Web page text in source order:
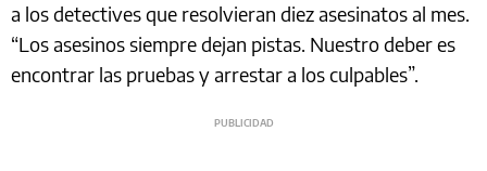
a los detectives que resolvieran diez asesinatos al mes.
“Los asesinos siempre dejan pistas. Nuestro deber es
encontrar las pruebas y arrestar a los culpables”.